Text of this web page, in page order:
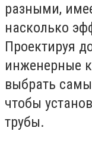
разными,
насколько
Проектируя
инженерные
выбрать
чтобы
трубы.